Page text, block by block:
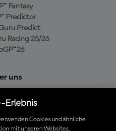
Fantasy
Predictor
Predict
Racing 25/26
uns
Erlebnis
Cookies und ähnliche
mit unseren Websites,